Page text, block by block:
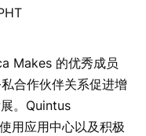
Makes 的优秀成员
合作伙伴关系促进增
。Quintus
用应用中心以及积极